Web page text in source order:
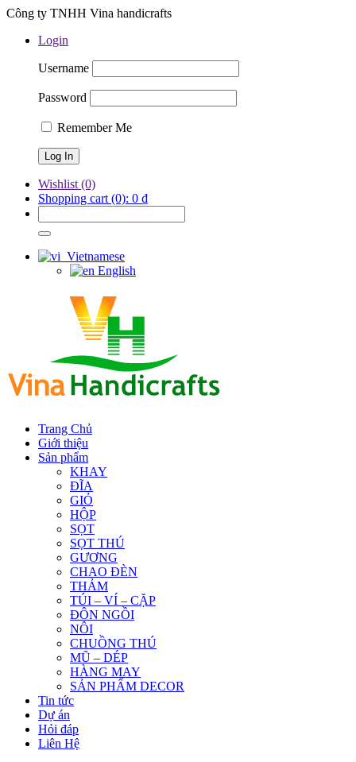
Công ty TNHH Vina handicrafts
Login
Username
Password
Remember Me
Wishlist (0)
Shopping cart (0): 0 ₫
Vietnamese
English
Trang Chủ
Giới thiệu
Sản phẩm
KHAY
ĐĨA
GIỎ
HỘP
SỌT
SỌT THÚ
GƯƠNG
CHAO ĐÈN
THẢM
TÚI – VÍ – CẶP
ĐÔN NGỒI
NÔI
CHUỒNG THÚ
MŨ – DÉP
HÀNG MAY
SẢN PHẨM DECOR
Tin tức
Dự án
Hỏi đáp
Liên Hệ